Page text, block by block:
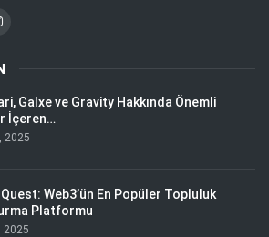
Galxe ve Gravity Hakkında Önemli
İçeren…
2025
Web3’ün En Popüler Topluluk
Platformu
2025